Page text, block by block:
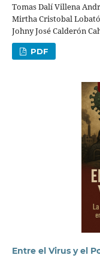
Tomas Dalí Villena
Mirtha Cristobal
Johny José Calderón
PDF
Entre el Virus y el